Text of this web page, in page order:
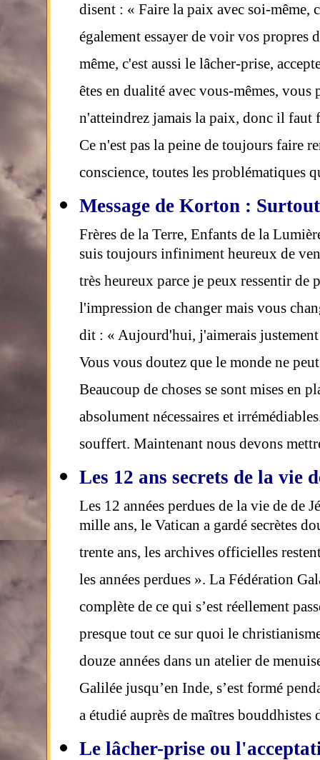
disent : « Faire la paix avec soi-même,
également essayer de voir vos
même, c'est aussi le lâcher-prise,
êtes en dualité avec vous-mêmes,
n'atteindrez jamais la paix, donc il faut
Ce n'est pas la peine de toujours faire
conscience, toutes les problématiques
Message de Korton :
Frères de la Terre, Enfants de la
suis toujours infiniment heureux de
très heureux parce je peux ressentir de
l'impression de changer mais vous
dit : « Aujourd'hui, j'aimerais
Vous vous doutez que le monde ne
Beaucoup de choses se sont mises en
absolument nécessaires et
souffert. Maintenant nous devons
Les 12 ans secrets de la vie
Les 12 années perdues de la vie de de
mille ans, le Vatican a gardé secrètes
trente ans, les archives officielles
les années perdues ». La Fédération
complète de ce qui s’est réellement
presque tout ce sur quoi le
douze années dans un atelier de
Galilée jusqu’en Inde, s’est formé
a étudié auprès de maîtres
Le lâcher-prise ou